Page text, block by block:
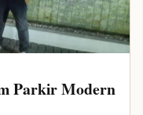
Parkir Modern